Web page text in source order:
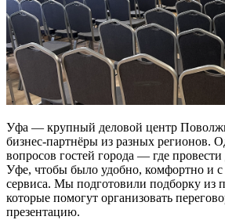
Уфа — крупный деловой центр
бизнес-партнёры из разных регионов.
вопросов гостей города — где
Уфе, чтобы было удобно, комфортно и
сервиса. Мы подготовили подборку из
которые помогут организовать
презентацию.